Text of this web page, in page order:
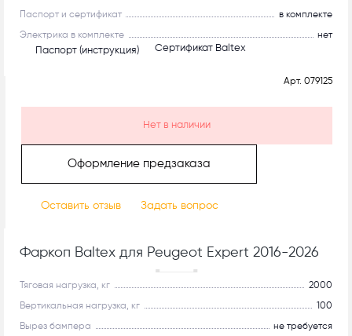
Паспорт и сертификат в комплекте
Электрика в комплекте нет
Паспорт (инструкция) Сертификат Baltex
Арт. 079125
Нет в наличии
Оформление предзаказа
Оставить отзыв Задать вопрос
Фаркоп Baltex для Peugeot Expert 2016-2026
Рекомендуем
Тяговая нагрузка, кг 2000
Вертикальная нагрузка, кг 100
Вырез бампера не требуется